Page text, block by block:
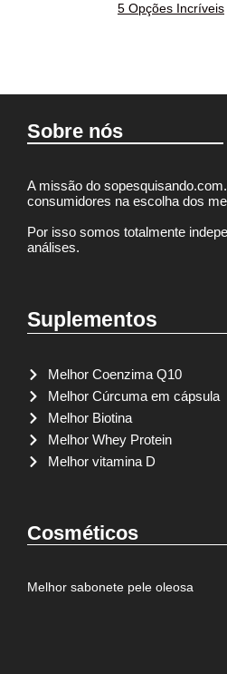
5 Opções Incríveis
Sobre nós
A missão do
consumidores na escolha dos
Por isso somos totalmente
análises.
Suplementos
Melhor Coenzima Q10
Melhor Cúrcuma em cápsula
Melhor Biotina
Melhor Whey Protein
Melhor vitamina D
Cosméticos
Melhor sabonete pele oleosa